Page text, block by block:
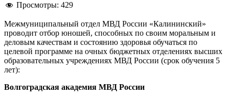
Просмотры: 429
Межмуниципальный отдел МВД России «Калининский»
проводит отбор юношей, способных по своим моральным и
деловым качествам и состоянию здоровья обучаться по
целевой программе на очных бюджетных отделениях высших
образовательных учреждениях МВД России (срок обучения 5
лет):
Волгоградская академия МВД России